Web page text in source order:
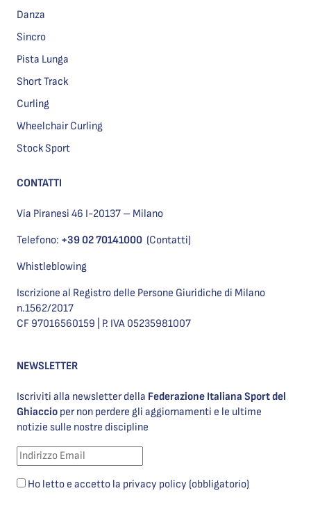
Danza
Sincro
Pista Lunga
Short Track
Curling
Wheelchair Curling
Stock Sport
CONTATTI
Via Piranesi 46 I-20137 – Milano
Telefono: +39 02 70141000 (Contatti)
Whistleblowing
Iscrizione al Registro delle Persone Giuridiche di Milano
n.1562/2017
CF 97016560159 | P. IVA 05235981007
NEWSLETTER
Iscriviti alla newsletter della Federazione Italiana Sport del
Ghiaccio per non perdere gli aggiornamenti e le ultime
notizie sulle nostre discipline
Ho letto e accetto la privacy policy (obbligatorio)